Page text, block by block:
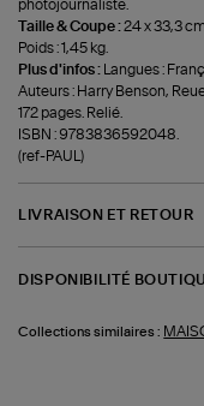
photojournaliste.
Taille & Coupe :24 x 33,3
Poids : 1,45 kg.
Plus d'infos :
Langues :
Auteurs : Harry Benson,
172 pages. Relié.
ISBN : 9783836592048.
(ref-PAUL)
LIVRAISON ET RETOUR
DISPONIBILITÉ
Collections similaires :